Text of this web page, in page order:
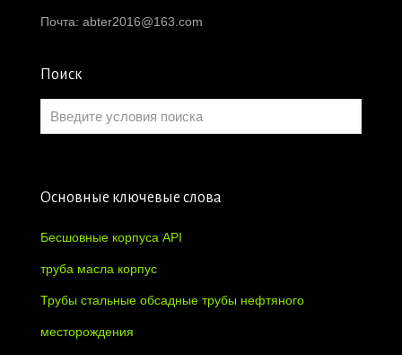
Почта: abter2016@163.com
Поиск
Основные ключевые слова
Бесшовные корпуса API
труба масла корпус
Трубы стальные обсадные трубы нефтяного
месторождения